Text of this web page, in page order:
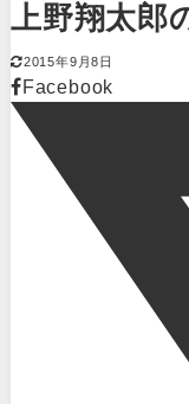
上野翔太郎
2015年9月8日
Facebook